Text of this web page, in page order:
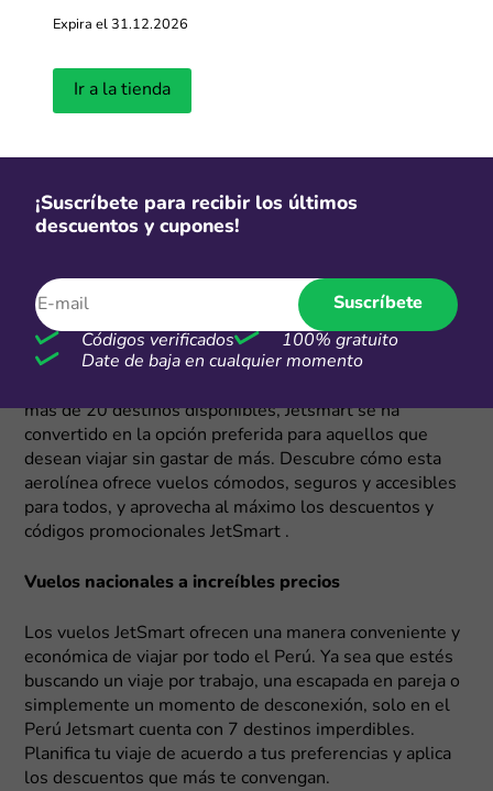
Acerca de JetSmart
¿Estás buscando una forma económica y segura de viajar
más de 20 destinos disponibles, Jetsmart se ha
convertido en la opción preferida para aquellos que
desean viajar sin gastar de más. Descubre cómo esta
aerolínea ofrece vuelos cómodos, seguros y accesibles
para todos, y aprovecha al máximo los descuentos y
códigos promocionales JetSmart .
Vuelos nacionales a increíbles precios
Los vuelos JetSmart ofrecen una manera conveniente y
económica de viajar por todo el Perú. Ya sea que estés
buscando un viaje por trabajo, una escapada en pareja o
simplemente un momento de desconexión, solo en el
Perú Jetsmart cuenta con 7 destinos imperdibles.
Planifica tu viaje de acuerdo a tus preferencias y aplica
los descuentos que más te convengan.
Expira el 31.12.2026
Ir a la tienda
¡Suscríbete para recibir los últimos
descuentos y cupones!
Suscríbete
Códigos verificados
100% gratuito
Date de baja en cualquier momento